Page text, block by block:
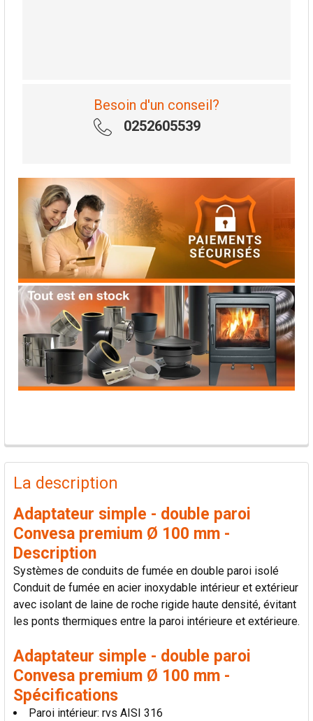
Besoin d'un conseil?
0252605539
PRODUITS
FRÉQUEMMENT
ACHETÉS
TOUT
SÉLECTIONNER
AJOUTER
LA
SÉLECTION
AU PANIER
La description
Adaptateur simple - double paroi
Convesa premium Ø 100 mm -
Description
Systèmes de conduits de fumée en double paroi isolé
Conduit de fumée en acier inoxydable intérieur et extérieur
avec isolant de laine de roche rigide haute densité, évitant
les ponts thermiques entre la paroi intérieure et extérieure.
Adaptateur simple - double paroi
Convesa premium Ø 100 mm -
Spécifications
Paroi intérieur: rvs AISI 316